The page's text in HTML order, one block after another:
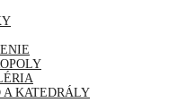
A KATEDRÁLY